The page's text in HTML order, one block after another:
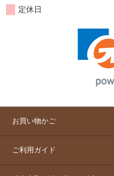
定休日
お買い物かご
ご利用ガイド